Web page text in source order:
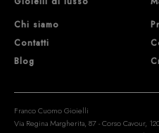
Chi siamo
Contatti
Blog
Franco Cuomo Gioielli
Via Regina Margherita, 87 - Corso Cavour,